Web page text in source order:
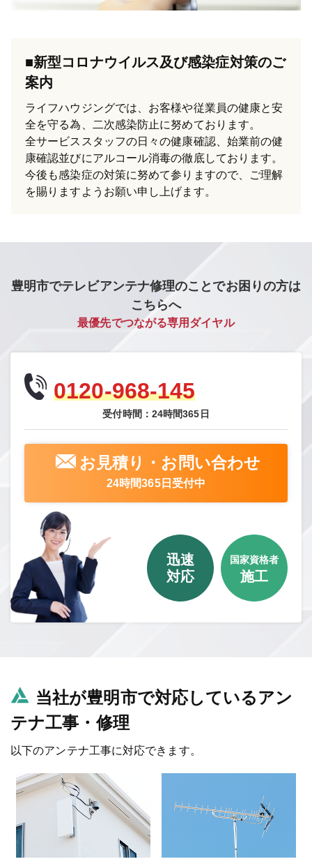
■新型コロナウイルス及び感染症対策のご
案内
ライフハウジングでは、お客様や従業員の健康と安
全を守る為、二次感染防止に努めております。
全サービススタッフの日々の健康確認、始業前の健
康確認並びにアルコール消毒の徹底しております。
今後も感染症の対策に努めて参りますので、ご理解
を賜りますようお願い申し上げます。
豊明市でテレビアンテナ修理のことでお困りの方は
こちらへ
最優先でつながる専用ダイヤル
0120-968-145
受付時間：24時間365日
お見積り・お問い合わせ
24時間365日受付中
迅速
対応
国家資格者
施工
当社が豊明市で対応しているアン
テナ工事・修理
以下のアンテナ工事に対応できます。